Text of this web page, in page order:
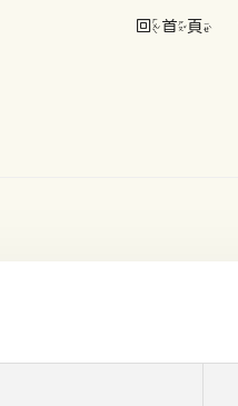
回首頁